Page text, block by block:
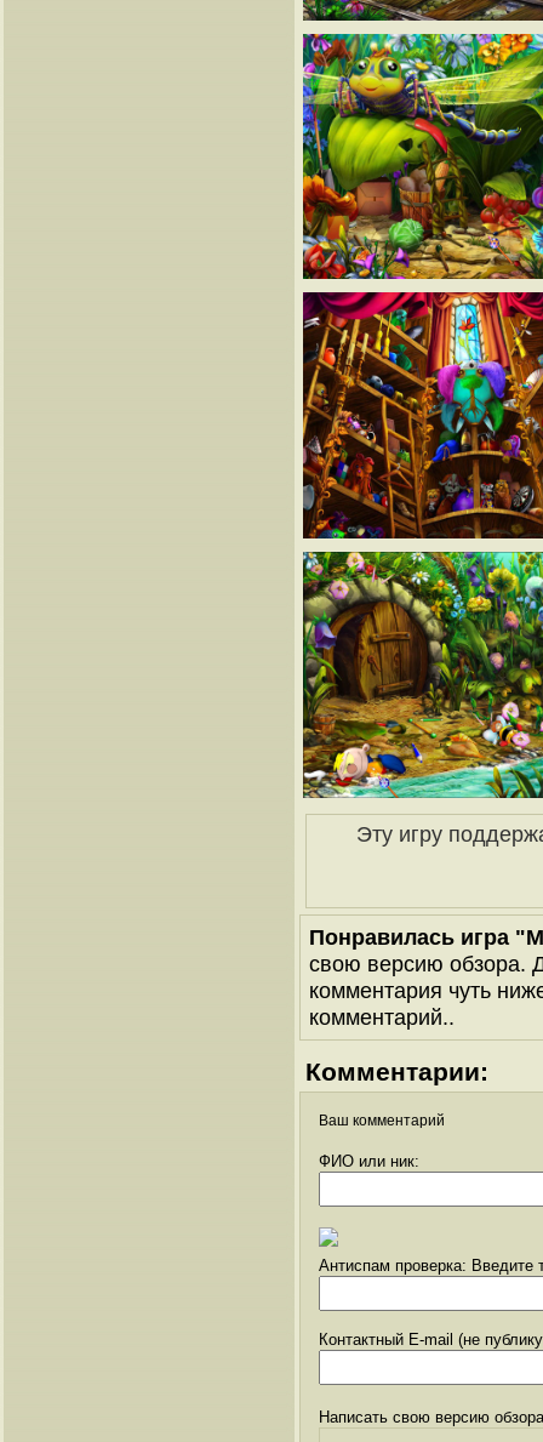
Эту игру
Понравилась игра
свою версию обзора.
комментария чуть
комментарий..
Комментарии:
Ваш комментарий
ФИО или ник:
Антиспам проверка: Введите
Контактный E-mail (не
Написать свою версию